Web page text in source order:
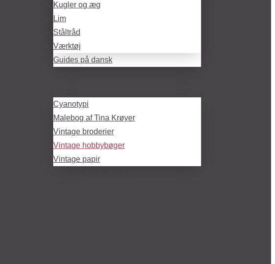
Kugler og æg
Lim
Ståltråd
Værktøj
Guides på dansk
Cyanotypi
Malebog af Tina Krøyer
Vintage broderier
Vintage hobbybøger
Vintage papir